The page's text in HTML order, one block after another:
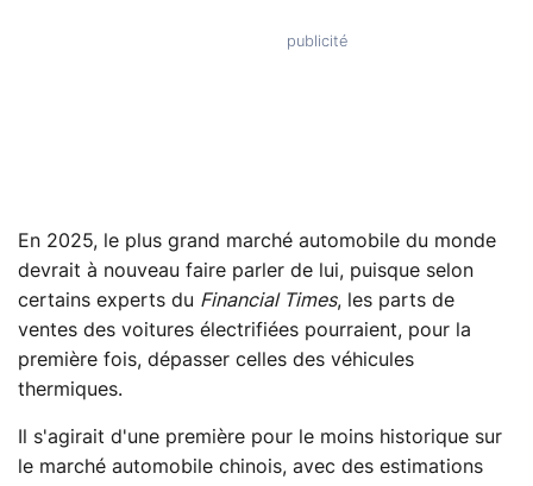
En 2025, le plus grand marché automobile du monde
devrait à nouveau faire parler de lui, puisque selon
certains experts du Financial Times, les parts de
ventes des voitures électrifiées pourraient, pour la
première fois, dépasser celles des véhicules
thermiques.
Il s'agirait d'une première pour le moins historique sur
le marché automobile chinois, avec des estimations